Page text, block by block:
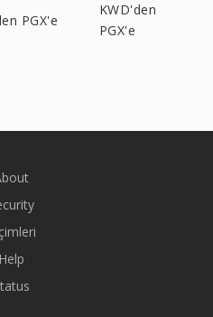
PGX'e
KWD'den
PGX'e
Help